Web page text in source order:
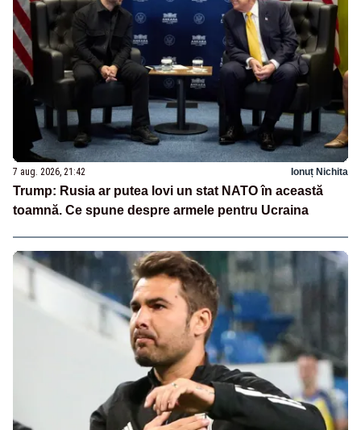
7 aug. 2026, 21:42 Ionuț Nichita
Trump: Rusia ar putea lovi un stat NATO în această
toamnă. Ce spune despre armele pentru Ucraina